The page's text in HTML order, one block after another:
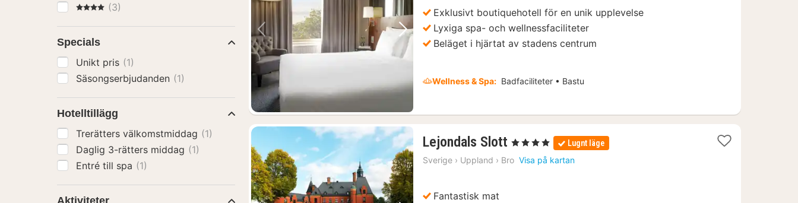
Föregående bild Nästa bild
kr.
Exklusivt boutiquehotell för en unik upplevelse
Lyxiga spa- och wellnessfaciliteter
Beläget i hjärtat av stadens centrum
Wellness & Spa: Badfaciliteter • Bastu
Lejondals Slott 1
natt
från
, 4 Stjärnor Lugnt läge
Sverige › Uppland › Bro Visa på kartan
Fantastisk mat
4 Stjärnor
(3)
Specials
Unikt pris (1)
Säsongserbjudanden (1)
Hotelltillägg
Trerätters välkomstmiddag (1)
Daglig 3-rätters middag (1)
Entré till spa (1)
Aktiviteter